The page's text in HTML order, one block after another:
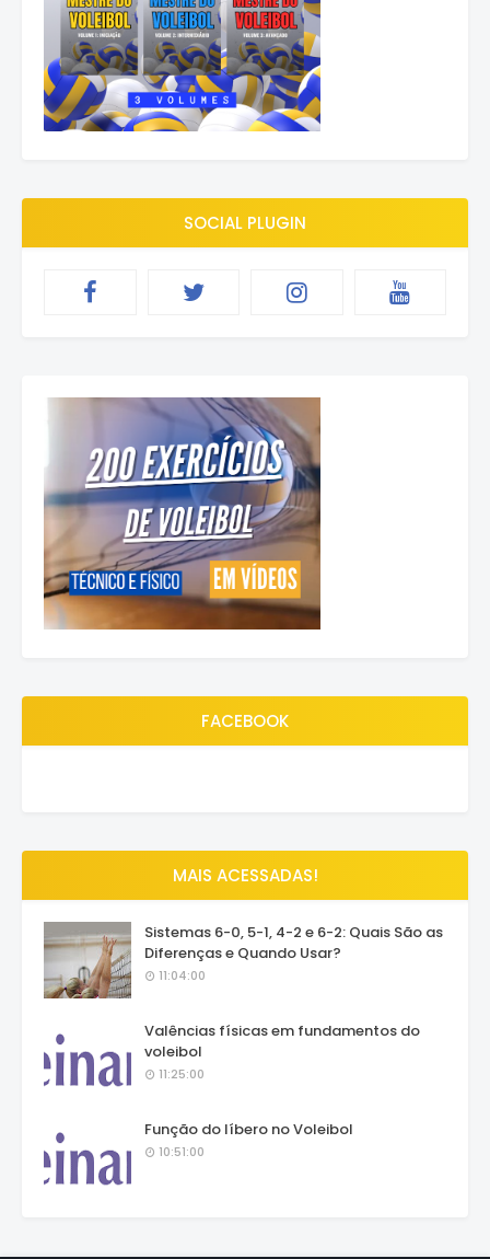
SOCIAL PLUGIN
FACEBOOK
MAIS ACESSADAS!
Sistemas 6-0, 5-1, 4-2 e 6-2: Quais São as
Diferenças e Quando Usar?
11:04:00
Valências físicas em fundamentos do
voleibol
11:25:00
Função do líbero no Voleibol
10:51:00